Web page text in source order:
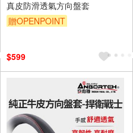
真皮防滑透氣方向盤套
贈OPENPOINT
$599